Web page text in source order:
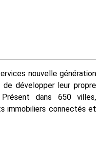
nouvelle génération
développer leur propre
Présent dans 650 villes,
immobiliers connectés et